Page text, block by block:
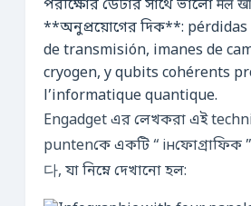
পরীক্ষাের ডেটার সাথে ভালো मेल
**অনুপ্রয়োগের দিক**:
de transmisión, imanes de
cryogen, y qubits cohérents
l’informatique quantique.
Engadget এর লেখকরা এই
puntenকে একটি “ інফোগ্রাফিক
다, যা নিম্নে দেখানো হল: